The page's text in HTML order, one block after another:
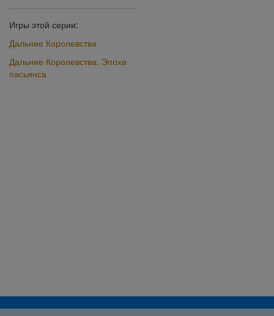
Игры этой серии:
Дальние Королевства
Дальние Королевства. Эпоха
пасьянса